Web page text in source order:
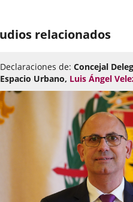
relacionados
Declaraciones de: Concejal
Espacio Urbano, Luis Ángel